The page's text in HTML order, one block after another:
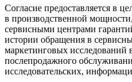
Согласие предоставляется в
в производственной
сервисными центрами
истории обращения в
маркетинговых исследований
послепродажного
исследовательских,